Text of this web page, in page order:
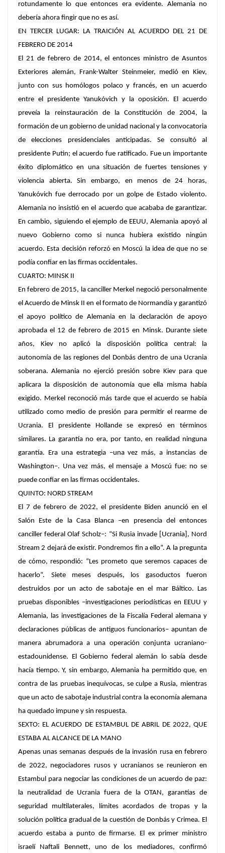
rotundamente lo que entonces era evidente. Alemania no
debería ahora fingir que no es así.
EN TERCER LUGAR: LA TRAICIÓN AL ACUERDO DEL 21 DE
FEBRERO DE 2014
El 21 de febrero de 2014, el entonces ministro de Asuntos
Exteriores alemán, Frank-Walter Steinmeier, medió en Kiev,
junto con sus homólogos polaco y francés, en un acuerdo
entre el presidente Yanukóvich y la oposición. El acuerdo
preveía la reinstauración de la Constitución de 2004, la
formación de un gobierno de unidad nacional y la convocatoria
de elecciones presidenciales anticipadas. Se consultó al
presidente Putin; el acuerdo fue ratificado. Fue un importante
éxito diplomático en una situación de fuertes tensiones y
violencia abierta. Sin embargo, en menos de 24 horas,
Yanukóvich fue derrocado por un golpe de Estado violento.
Alemania no insistió en el acuerdo que acababa de garantizar.
En cambio, siguiendo el ejemplo de EEUU, Alemania apoyó al
nuevo Gobierno como si nunca hubiera existido ningún
acuerdo. Esta decisión reforzó en Moscú la idea de que no se
podía confiar en las firmas occidentales.
CUARTO: MINSK II
En febrero de 2015, la canciller Merkel negoció personalmente
el Acuerdo de Minsk II en el formato de Normandía y garantizó
el apoyo político de Alemania en la declaración de apoyo
aprobada el 12 de febrero de 2015 en Minsk. Durante siete
años, Kiev no aplicó la disposición política central: la
autonomía de las regiones del Donbás dentro de una Ucrania
soberana. Alemania no ejerció presión sobre Kiev para que
aplicara la disposición de autonomía que ella misma había
exigido. Merkel reconoció más tarde que el acuerdo se había
utilizado como medio de presión para permitir el rearme de
Ucrania. El presidente Hollande se expresó en términos
similares. La garantía no era, por tanto, en realidad ninguna
garantía. Era una estrategia –una vez más, a instancias de
Washington–. Una vez más, el mensaje a Moscú fue: no se
puede confiar en las firmas occidentales.
QUINTO: NORD STREAM
El 7 de febrero de 2022, el presidente Biden anunció en el
Salón Este de la Casa Blanca –en presencia del entonces
canciller federal Olaf Scholz–: “Si Rusia invade [Ucrania], Nord
Stream 2 dejará de existir. Pondremos fin a ello”. A la pregunta
de cómo, respondió: “Les prometo que seremos capaces de
hacerlo”. Siete meses después, los gasoductos fueron
destruidos por un acto de sabotaje en el mar Báltico. Las
pruebas disponibles –investigaciones periodísticas en EEUU y
Alemania, las investigaciones de la Fiscalía Federal alemana y
declaraciones públicas de antiguos funcionarios– apuntan de
manera abrumadora a una operación conjunta ucraniano-
estadounidense. El Gobierno federal alemán lo sabía desde
hacía tiempo. Y, sin embargo, Alemania ha permitido que, en
contra de las pruebas inequívocas, se culpe a Rusia, mientras
que un acto de sabotaje industrial contra la economía alemana
ha quedado impune y sin respuesta.
SEXTO: EL ACUERDO DE ESTAMBUL DE ABRIL DE 2022, QUE
ESTABA AL ALCANCE DE LA MANO
Apenas unas semanas después de la invasión rusa en febrero
de 2022, negociadores rusos y ucranianos se reunieron en
Estambul para negociar las condiciones de un acuerdo de paz:
la neutralidad de Ucrania fuera de la OTAN, garantías de
seguridad multilaterales, límites acordados de tropas y la
solución política gradual de la cuestión de Donbás y Crimea. El
acuerdo estaba a punto de firmarse. El ex primer ministro
israelí Naftali Bennett, uno de los mediadores, confirmó